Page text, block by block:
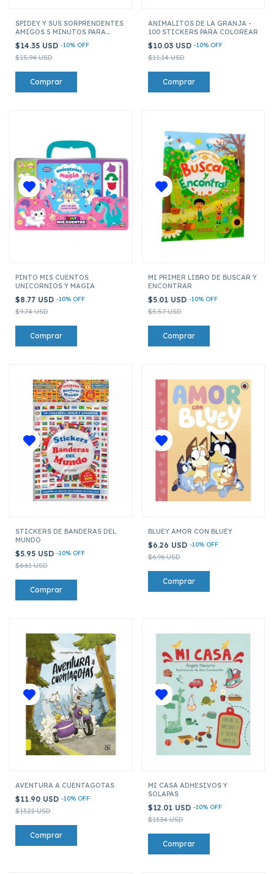
SPIDEY Y SUS SORPRENDENTES
AMIGOS 5 MINUTOS PARA
$14.35 USD -10% OFF
$15.94 USD
ANIMALITOS DE LA GRANJA -
100 STICKERS PARA COLOREAR
$10.03 USD -10% OFF
$11.14 USD
PINTO MIS CUENTOS
UNICORNIOS Y MAGIA
$8.77 USD -10% OFF
$9.74 USD
MI PRIMER LIBRO DE BUSCAR Y
ENCONTRAR
$5.01 USD -10% OFF
$5.57 USD
STICKERS DE BANDERAS DEL
MUNDO
$5.95 USD -10% OFF
$6.61 USD
BLUEY AMOR CON BLUEY
$6.26 USD -10% OFF
$6.96 USD
AVENTURA A CUENTAGOTAS
$11.90 USD -10% OFF
$13.22 USD
MI CASA ADHESIVOS Y
SOLAPAS
$12.01 USD -10% OFF
$13.34 USD